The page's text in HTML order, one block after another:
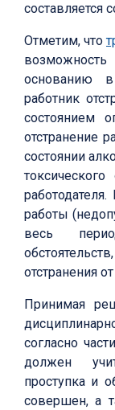
составляется
Отметим, что
основанию
работник
состоянием
отстранение
состоянии
работы
весь
отстранения
Принимая
согласно
должен
проступка и
совершен, а